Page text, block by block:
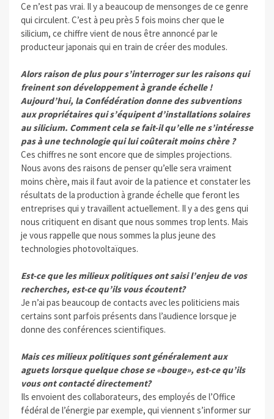
Ce n’est pas vrai. Il y a beaucoup de mensonges de ce genre
qui circulent. C’est à peu près 5 fois moins cher que le
silicium, ce chiffre vient de nous être annoncé par le
producteur japonais qui en train de créer des modules.
Alors raison de plus pour s’interroger sur les raisons qui
freinent son développement à grande échelle !
Aujourd’hui, la Confédération donne des subventions
aux propriétaires qui s’équipent d’installations solaires
au silicium. Comment cela se fait-il qu’elle ne s’intéresse
pas à une technologie qui lui coûterait moins chère ?
Ces chiffres ne sont encore que de simples projections.
Nous avons des raisons de penser qu’elle sera vraiment
moins chère, mais il faut avoir de la patience et constater les
résultats de la production à grande échelle que feront les
entreprises qui y travaillent actuellement. Il y a des gens qui
nous critiquent en disant que nous sommes trop lents. Mais
je vous rappelle que nous sommes la plus jeune des
technologies photovoltaïques.
Est-ce que les milieux politiques ont saisi l’enjeu de vos
recherches, est-ce qu’ils vous écoutent?
Je n’ai pas beaucoup de contacts avec les politiciens mais
certains sont parfois présents dans l’audience lorsque je
donne des conférences scientifiques.
Mais ces milieux politiques sont généralement aux
aguets lorsque quelque chose se «bouge», est-ce qu’ils
vous ont contacté directement?
Ils envoient des collaborateurs, des employés de l’Office
fédéral de l’énergie par exemple, qui viennent s’informer sur